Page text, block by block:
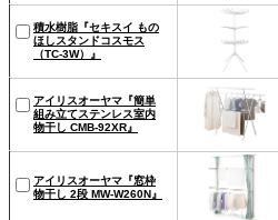
積水樹脂『セキスイ もの
ほしスタンドコスモス
（TC-3W）』
アイリスオーヤマ『簡単
組み立てステンレス室内
物干し CMB-92XR』
アイリスオーヤマ『窓枠
物干し 2段 MW-W260N』